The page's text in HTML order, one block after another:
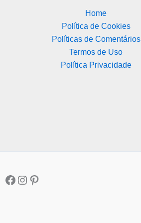
Home
Política de Cookies
Políticas de Comentários
Termos de Uso
Política Privacidade